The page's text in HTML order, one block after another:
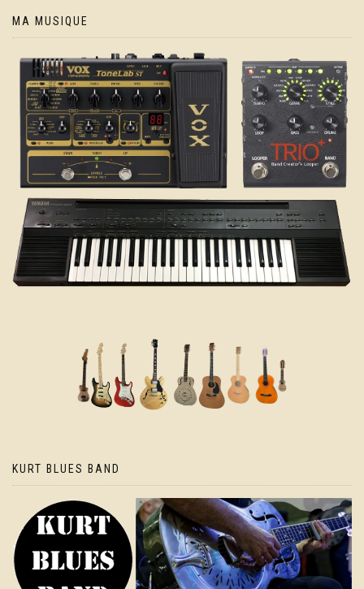
MA MUSIQUE
KURT BLUES BAND